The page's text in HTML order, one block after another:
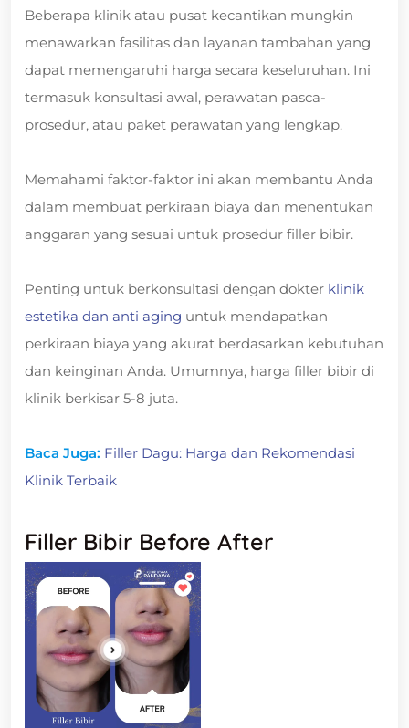
Beberapa klinik atau pusat kecantikan mungkin
menawarkan fasilitas dan layanan tambahan yang
dapat memengaruhi harga secara keseluruhan. Ini
termasuk konsultasi awal, perawatan pasca-
prosedur, atau paket perawatan yang lengkap.
Memahami faktor-faktor ini akan membantu Anda
dalam membuat perkiraan biaya dan menentukan
anggaran yang sesuai untuk prosedur filler bibir.
Penting untuk berkonsultasi dengan dokter klinik
estetika dan anti aging untuk mendapatkan
perkiraan biaya yang akurat berdasarkan kebutuhan
dan keinginan Anda. Umumnya, harga filler bibir di
klinik berkisar 5-8 juta.
Baca Juga: Filler Dagu: Harga dan Rekomendasi
Klinik Terbaik
Filler Bibir Before After